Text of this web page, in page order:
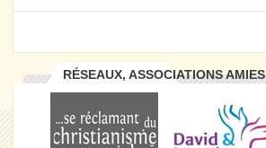
RÉSEAUX, ASSOCIATIONS AMIES